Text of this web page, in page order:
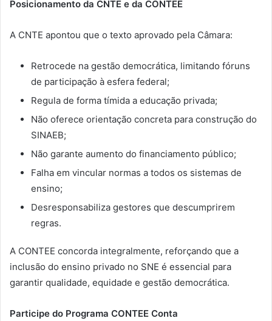
Posicionamento da CNTE e da CONTEE
A CNTE apontou que o texto aprovado pela Câmara:
Retrocede na gestão democrática, limitando fóruns
de participação à esfera federal;
Regula de forma tímida a educação privada;
Não oferece orientação concreta para construção do
SINAEB;
Não garante aumento do financiamento público;
Falha em vincular normas a todos os sistemas de
ensino;
Desresponsabiliza gestores que descumprirem
regras.
A CONTEE concorda integralmente, reforçando que a
inclusão do ensino privado no SNE é essencial para
garantir qualidade, equidade e gestão democrática.
Participe do Programa CONTEE Conta